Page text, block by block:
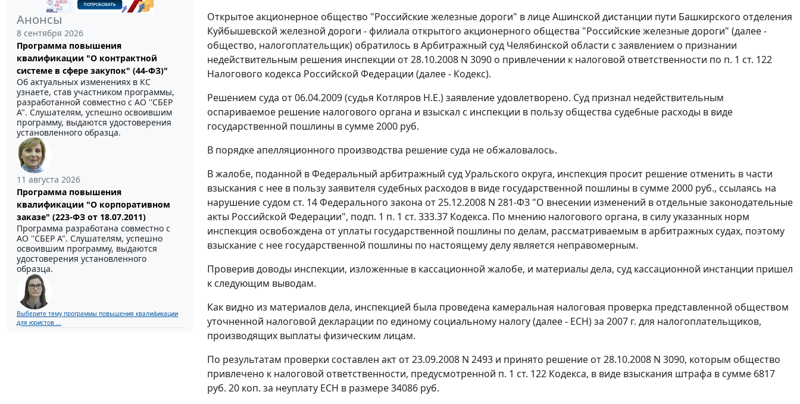
Анонсы
8 сентября 2026
Программа повышения
квалификации "О контрактной
системе в сфере закупок" (44-ФЗ)"
Об актуальных изменениях в КС
узнаете, став участником программы,
разработанной совместно с АО ''СБЕР
А". Слушателям, успешно освоившим
программу, выдаются удостоверения
установленного образца.
11 августа 2026
Программа повышения
квалификации "О корпоративном
заказе" (223-ФЗ от 18.07.2011)
Программа разработана совместно с
АО ''СБЕР А". Слушателям, успешно
освоившим программу, выдаются
удостоверения установленного
образца.
Выберите тему программы повышения квалификации
для юристов ...
Открытое акционерное общество "Российские железные дороги" в лице Ашинской дистанции пути Башкирского отделения
Куйбышевской железной дороги - филиала открытого акционерного общества "Российские железные дороги" (далее -
общество, налогоплательщик) обратилось в Арбитражный суд Челябинской области с заявлением о признании
недействительным решения инспекции от 28.10.2008 N 3090 о привлечении к налоговой ответственности по п. 1 ст. 122
Налогового кодекса Российской Федерации (далее - Кодекс).
Решением суда от 06.04.2009 (судья Котляров Н.Е.) заявление удовлетворено. Суд признал недействительным
оспариваемое решение налогового органа и взыскал с инспекции в пользу общества судебные расходы в виде
государственной пошлины в сумме 2000 руб.
В порядке апелляционного производства решение суда не обжаловалось.
В жалобе, поданной в Федеральный арбитражный суд Уральского округа, инспекция просит решение отменить в части
взыскания с нее в пользу заявителя судебных расходов в виде государственной пошлины в сумме 2000 руб., ссылаясь на
нарушение судом ст. 14Федерального закона от 25.12.2008 N 281-ФЗ "О внесении изменений в отдельные законодательные
акты Российской Федерации", подп. 1 п. 1 ст. 333.37 Кодекса. По мнению налогового органа, в силу указанных норм
инспекция освобождена от уплаты государственной пошлины по делам, рассматриваемым в арбитражных судах, поэтому
взыскание с нее государственной пошлины по настоящему делу является неправомерным.
Проверив доводы инспекции, изложенные в кассационной жалобе, и материалы дела, суд кассационной инстанции пришел
к следующим выводам.
Как видно из материалов дела, инспекцией была проведена камеральная налоговая проверка представленной обществом
уточненной налоговой декларации по единому социальному налогу (далее - ЕСН) за 2007 г. для налогоплательщиков,
производящих выплаты физическим лицам.
По результатам проверки составлен акт от 23.09.2008 N 2493 и принято решение от 28.10.2008 N 3090, которым общество
привлечено к налоговой ответственности, предусмотренной п. 1 ст. 122 Кодекса, в виде взыскания штрафа в сумме 6817
руб. 20 коп. за неуплату ЕСН в размере 34086 руб.